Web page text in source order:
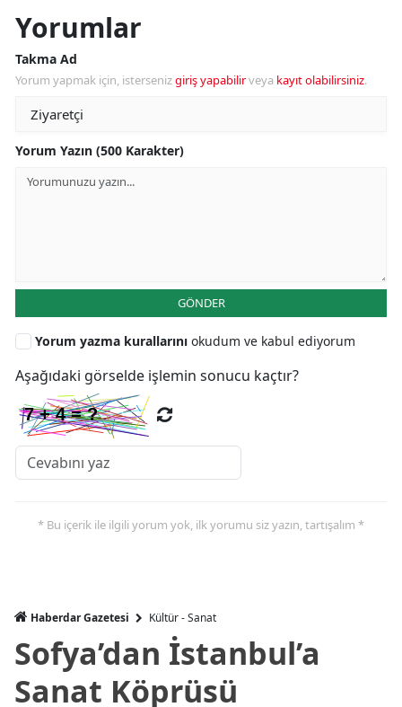
Yorumlar
Takma Ad
Yorum yapmak için, istersenizgiriş yapabilirveya kayıt olabilirsiniz.
Yorum Yazın (500 Karakter)
GÖNDER
Yorum yazma kurallarını okudum ve kabul ediyorum
Aşağıdaki görselde işlemin sonucu kaçtır?
* Bu içerik ile ilgili yorum yok, ilk yorumu siz yazın, tartışalım *
Haberdar Gazetesi Kültür - Sanat
Sofya’dan İstanbul’a
Sanat Köprüsü